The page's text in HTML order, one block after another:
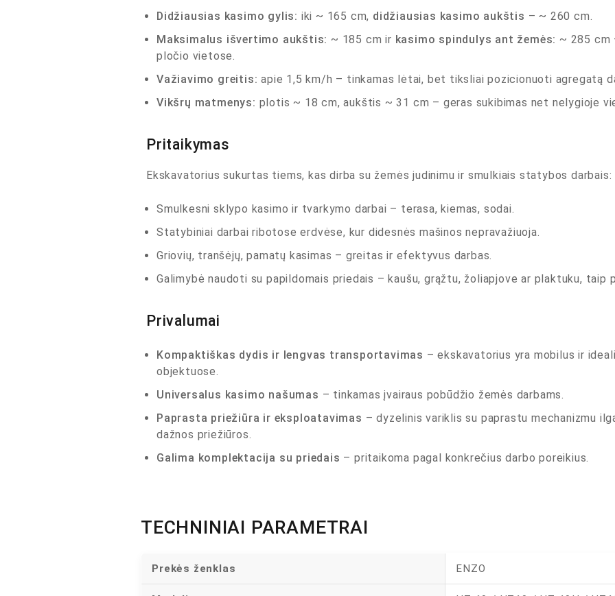
Didžiausias kasimo gylis: iki ~ 165 cm, didžiausias kasimo aukštis – ~ 260 cm.
Maksimalus išvertimo aukštis: ~ 185 cm ir kasimo spindulys ant žemės: ~ 285 cm
pločio vietose.
Važiavimo greitis: apie 1,5 km/h – tinkamas lėtai, bet tiksliai pozicionuoti agregatą
Vikšrų matmenys: plotis ~ 18 cm, aukštis ~ 31 cm – geras sukibimas net nelygioje
Pritaikymas
Ekskavatorius sukurtas tiems, kas dirba su žemės judinimu ir smulkiais statybos darbais:
Smulkesni sklypo kasimo ir tvarkymo darbai – terasa, kiemas, sodai.
Statybiniai darbai ribotose erdvėse, kur didesnės mašinos nepravažiuoja.
Griovių, tranšėjų, pamatų kasimas – greitas ir efektyvus darbas.
Galimybė naudoti su papildomais priedais – kaušu, grąžtu, žoliapjove ar plaktuku, taip
Privalumai
Kompaktiškas dydis ir lengvas transportavimas – ekskavatorius yra mobilus ir
objektuose.
Universalus kasimo našumas – tinkamas įvairaus pobūdžio žemės darbams.
Paprasta priežiūra ir eksploatavimas – dyzelinis variklis su paprastu mechanizmu
dažnos priežiūros.
Galima komplektacija su priedais – pritaikoma pagal konkrečius darbo poreikius.
TECHNINIAI PARAMETRAI
Prekės ženklas ENZO